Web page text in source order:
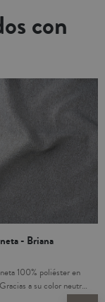
con
- Briana
100% poliéster en
a su color neutro,